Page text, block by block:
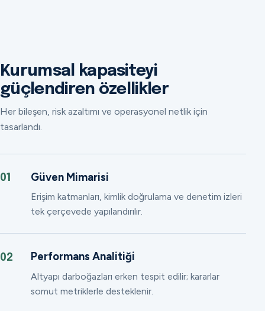
Kurumsal kapasiteyi
güçlendiren özellikler
Her bileşen, risk azaltımı ve operasyonel netlik için
tasarlandı.
01 Güven Mimarisi
Erişim katmanları, kimlik doğrulama ve denetim izleri
tek çerçevede yapılandırılır.
02 Performans Analitiği
Altyapı darboğazları erken tespit edilir; kararlar
somut metriklerle desteklenir.